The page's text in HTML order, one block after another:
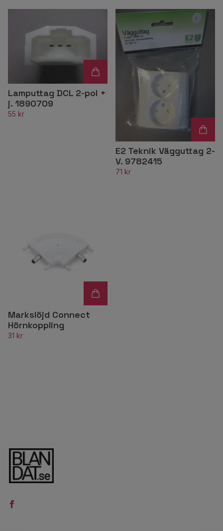
Lamputtag DCL 2-pol +
j. 1890709
55 kr
E2 Teknik Vägguttag 2-
V. 9782415
71 kr
Markslöjd Connect
Hörnkoppling
31 kr